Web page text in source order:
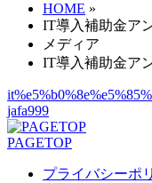
HOME »
IT導入補助金ア
メディア
IT導入補助金ア
jafa999
PAGETOP
プライバシーポ